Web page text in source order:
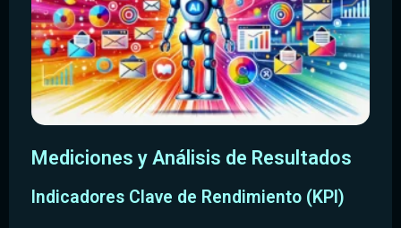
Mediciones y Análisis de Resultados
Indicadores Clave de Rendimiento (KPI)